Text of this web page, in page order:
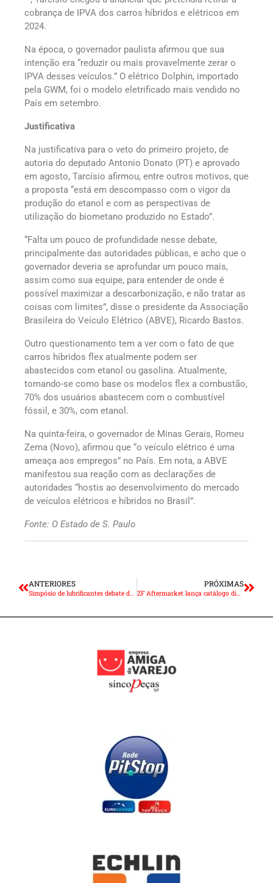
cobrança de IPVA dos carros híbridos e elétricos em
2024.
Na época, o governador paulista afirmou que sua
intenção era “reduzir ou mais provavelmente zerar o
IPVA desses veículos.” O elétrico Dolphin, importado
pela GWM, foi o modelo eletrificado mais vendido no
País em setembro.
Justificativa
Na justificativa para o veto do primeiro projeto, de
autoria do deputado Antonio Donato (PT) e aprovado
em agosto, Tarcísio afirmou, entre outros motivos, que
a proposta “está em descompasso com o vigor da
produção do etanol e com as perspectivas de
utilização do biometano produzido no Estado”.
“Falta um pouco de profundidade nesse debate,
principalmente das autoridades públicas, e acho que o
governador deveria se aprofundar um pouco mais,
assim como sua equipe, para entender de onde é
possível maximizar a descarbonização, e não tratar as
coisas com limites”, disse o presidente da Associação
Brasileira do Veículo Elétrico (ABVE), Ricardo Bastos.
Outro questionamento tem a ver com o fato de que
carros híbridos flex atualmente podem ser
abastecidos com etanol ou gasolina. Atualmente,
tomando-se como base os modelos flex a combustão,
70% dos usuários abastecem com o combustível
fóssil, e 30%, com etanol.
Na quinta-feira, o governador de Minas Gerais, Romeu
Zema (Novo), afirmou que “o veículo elétrico é uma
ameaça aos empregos” no País. Em nota, a ABVE
manifestou sua reação com as declarações de
autoridades “hostis ao desenvolvimento do mercado
de veículos elétricos e híbridos no Brasil”.
Fonte: O Estado de S. Paulo
ANTERIORES
Simpósio de lubrificantes debate descarbonização da mobilidade
PRÓXIMAS
ZF Aftermarket lança catálogo digital de peças e aplicações